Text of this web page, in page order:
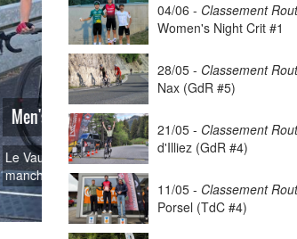
Men's & Women's Night Crit #1
Le Fribourgeois Noa Gremaud
manche des Men's & Women's Night Crit
04/06 - Classement
Women's Night Crit #1
28/05 - Classement
Nax (GdR #5)
21/05 - Classement
d'Illiez (GdR #4)
11/05 - Classement
Porsel (TdC #4)